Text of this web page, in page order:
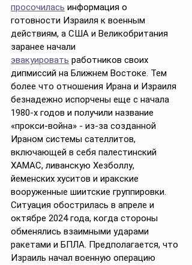
просочилась информация о
готовности Израиля к военным
действиям, а США и Великобритания
заранее начали
эвакуировать работников своих
дипмиссий на Ближнем Востоке. Тем
более что отношения Ирана и Израиля
безнадежно испорчены еще с начала
1980-х годов и получили название
«прокси-война» - из-за созданной
Ираном системы сателлитов,
включающей в себя палестинский
ХАМАС, ливанскую Хезболлу,
йеменских хуситов и иракские
вооруженные шиитские группировки.
Ситуация обострилась в апреле и
октябре 2024 года, когда стороны
обменялись взаимными ударами
ракетами и БПЛА. Предполагается, что
Израиль начал военную операцию